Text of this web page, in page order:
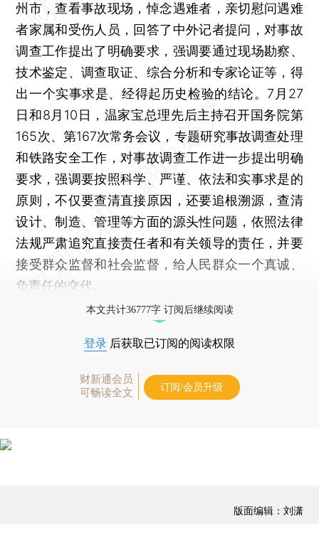
州市，查看事故现场，悼念遇难者，亲切慰问遇难
者家属和受伤人员，回答了中外记者提问，对事故
调查工作提出了明确要求，强调要通过现场勘察、
技术鉴定、调查取证、综合分析和专家论证等，得
出一个实事求是、经得起历史检验的结论。7月27
日和8月10日，温家宝总理先后主持召开国务院第
165次、第167次常务会议，专题研究事故调查处理
和铁路安全工作，对事故调查工作进一步提出明确
要求，强调要按照科学、严谨、依法和实事求是的
原则，不仅要查清直接原因，还要追根溯源，查清
设计、制造、管理等方面的源头性问题，依照法律
法规严肃追究直接责任者和有关领导的责任，并要
接受群众监督和社会监督，给人民群众一个真诚、
负责任的交代。
本文共计36777字 订阅后继续阅读
登录 后获取已订阅的阅读权限
财新通会员
可畅读全文
订阅/会员升级
版面编辑：刘潇